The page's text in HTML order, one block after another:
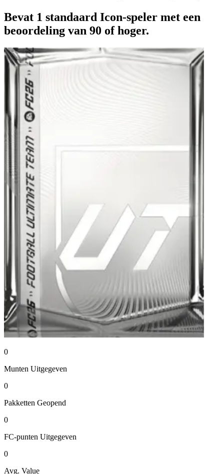
Bevat 1 standaard Icon-speler met een
beoordeling van 90 of hoger.
0
Munten Uitgegeven
0
Pakketten Geopend
0
FC-punten Uitgegeven
0
Avg. Value